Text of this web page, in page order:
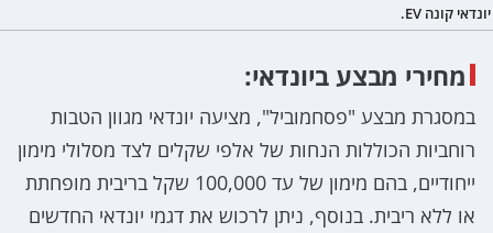
יונדאי קונה EV.
מחירי מבצע ביונדאי:
במסגרת מבצע "פסחמוביל", מציעה יונדאי מגוון הטבות
רוחביות הכוללות הנחות של אלפי שקלים לצד מסלולי מימון
ייחודיים, בהם מימון של עד 100,000 שקל בריבית מופחתת
או ללא ריבית. בנוסף, ניתן לרכוש את דגמי יונדאי החדשים